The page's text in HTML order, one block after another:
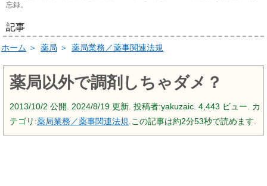
忘録。
記事
ホーム ＞ 薬局 ＞ 薬局業務／薬事関連法規
薬局以外で調剤しちゃダメ？
2013/10/2 公開. 2024/8/19 更新. 投稿者:yakuzaic. 4,443 ビュー. カ
テゴリ:薬局業務／薬事関連法規 .この記事は約2分53秒で読めます.